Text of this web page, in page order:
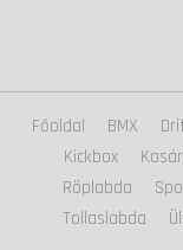
Főoldal BMX
Kickbox
Röplabda
Tollaslabda